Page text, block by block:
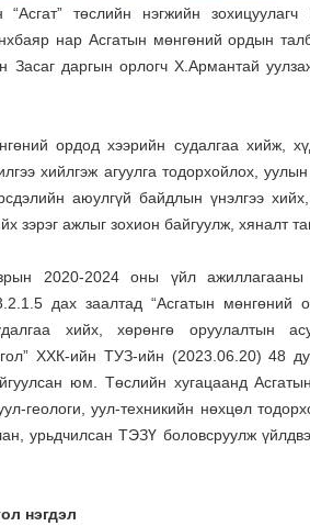
төслийн нэгжийн
нар Асгатын мөнгөний ордын
даргын орлогч Х.Армантай
ордод хээрийн судалгаа хийж,
хийлгэж агуулга тодорхойлох,
аюулгүй байдлын үнэлгээ
зэрэг ажлыг зохион байгуулж, хяналт
2020-2024 оны үйл ажиллагааны
дах заалтад “Асгатын мөнгөний
хийх, хөрөнгө оруулалтын
ХХК-ийн ТУЗ-ийн (2023.06.20) 48
юм. Төслийн хугацаанд
геологи, уул-техникийн нөхцөл
урьдчилсан ТЭЗҮ боловсруулж
нэгдэл